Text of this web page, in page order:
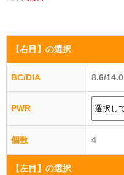
【右目】 の選択
BC/DIA 8.6/14.0
PWR
個数 4
【左目】 の選択